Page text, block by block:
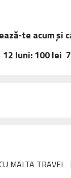
te acum și
12 luni:100 lei
MALTA TRAVEL